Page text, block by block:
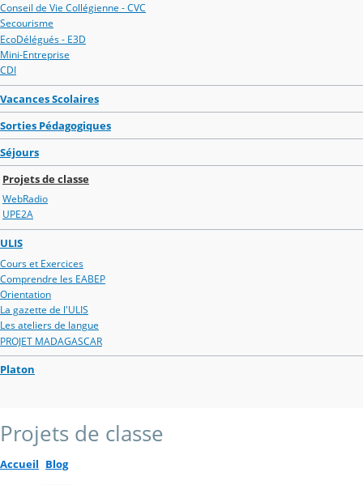
Conseil de Vie Collégienne - CVC
Secourisme
EcoDélégués - E3D
Mini-Entreprise
CDI
Vacances Scolaires
Sorties Pédagogiques
Séjours
Projets de classe
WebRadio
UPE2A
ULIS
Cours et Exercices
Comprendre les EABEP
Orientation
La gazette de l'ULIS
Les ateliers de langue
PROJET MADAGASCAR
Platon
Projets de classe
Accueil Blog